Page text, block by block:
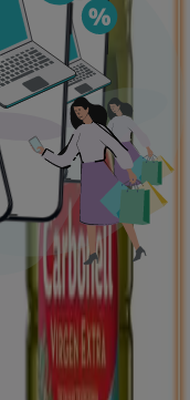
de airepatinete
Zaragoza
Alicante
Murcia
Valladolid